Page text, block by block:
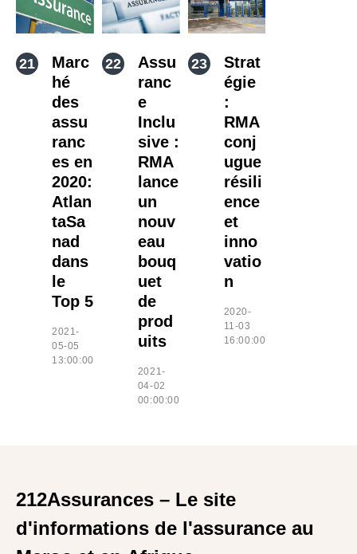
Marc
hé
des
assu
ranc
es en
2020:
Atlan
taSa
nad
dans
le
Top 5
2021-
05-05
13:00:00
Assu
ranc
e
Inclu
sive :
RMA
lance
un
nouv
eau
bouq
uet
de
prod
uits
2021-
04-02
00:00:00
Strat
égie
:
RMA
conj
ugue
résili
ence
et
inno
vatio
n
2020-
11-03
16:00:00
212Assurances – Le site
d'informations de l'assurance au